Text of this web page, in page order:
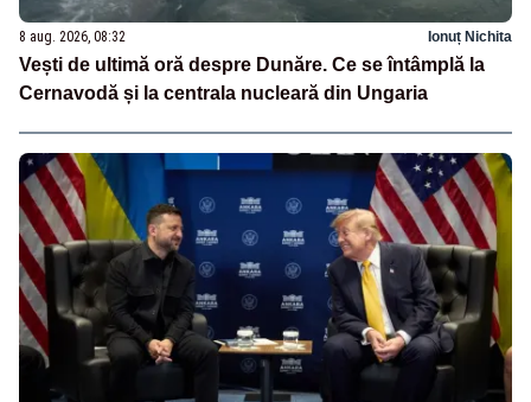
8 aug. 2026, 08:32 Ionuț Nichita
Vești de ultimă oră despre Dunăre. Ce se întâmplă la
Cernavodă și la centrala nucleară din Ungaria